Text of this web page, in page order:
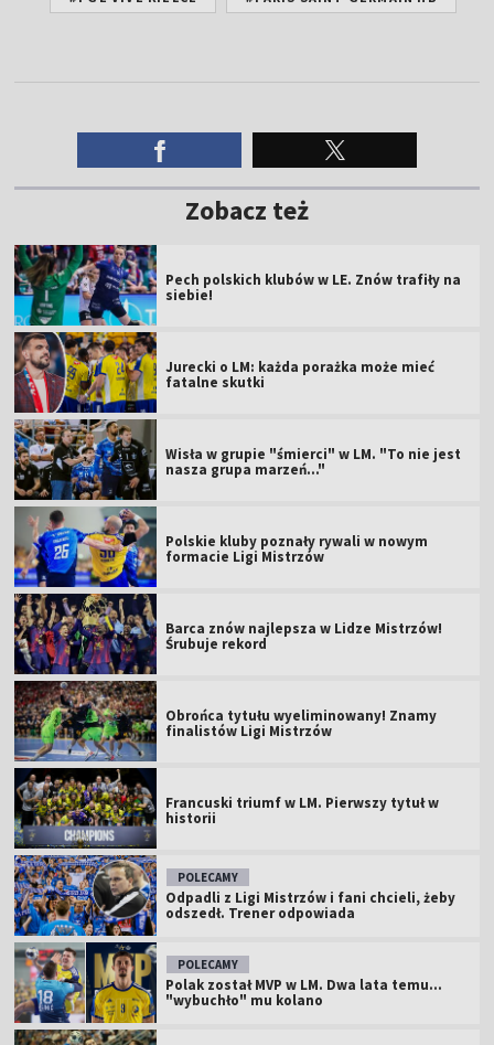
Zobacz też
Pech polskich klubów w LE. Znów trafiły na
siebie!
Jurecki o LM: każda porażka może mieć
fatalne skutki
Wisła w grupie "śmierci" w LM. "To nie jest
nasza grupa marzeń..."
Polskie kluby poznały rywali w nowym
formacie Ligi Mistrzów
Barca znów najlepsza w Lidze Mistrzów!
Śrubuje rekord
Obrońca tytułu wyeliminowany! Znamy
finalistów Ligi Mistrzów
Francuski triumf w LM. Pierwszy tytuł w
historii
POLECAMY
Odpadli z Ligi Mistrzów i fani chcieli, żeby
odszedł. Trener odpowiada
POLECAMY
Polak został MVP w LM. Dwa lata temu...
"wybuchło" mu kolano